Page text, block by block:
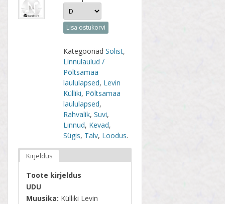
Lisa ostukorvi
KategooriadSolist,
Linnulaulud /
Põltsamaa
laululapsed, Levin
Külliki, Põltsamaa
laululapsed,
Rahvalik,Suvi,
Linnud, Kevad,
Sügis, Talv, Loodus.
Kirjeldus
Toote kirjeldus
UDU
Muusika: Külliki Levin